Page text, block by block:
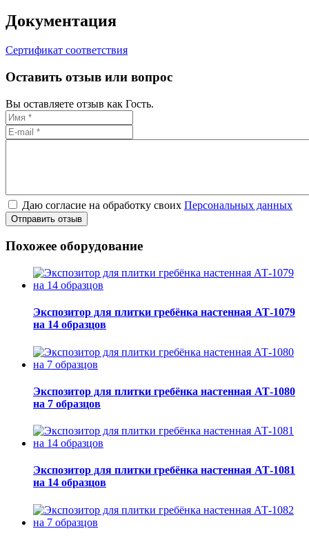
Документация
Сертификат соответствия
Оставить отзыв или вопрос
Вы оставляете отзыв как Гость.
Даю согласие на обработку своих Персональных данных
Отправить отзыв
Похожее оборудование
Экспозитор для плитки гребёнка настенная АТ-1079
на 14 образцов
Экспозитор для плитки гребёнка настенная АТ-1080
на 7 образцов
Экспозитор для плитки гребёнка настенная АТ-1081
на 14 образцов